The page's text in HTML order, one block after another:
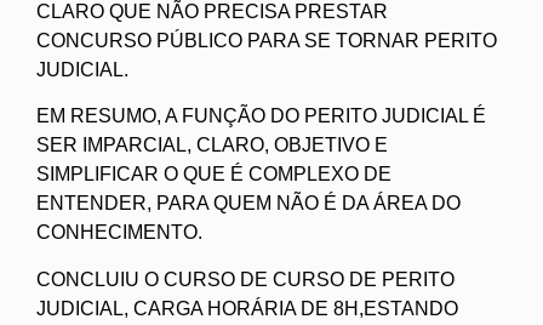
CLARO QUE NÃO PRECISA PRESTAR
CONCURSO PÚBLICO PARA SE TORNAR PERITO
JUDICIAL.
EM RESUMO, A FUNÇÃO DO PERITO JUDICIAL É
SER IMPARCIAL, CLARO, OBJETIVO E
SIMPLIFICAR O QUE É COMPLEXO DE
ENTENDER, PARA QUEM NÃO É DA ÁREA DO
CONHECIMENTO.
CONCLUIU O CURSO DE CURSO DE PERITO
JUDICIAL, CARGA HORÁRIA DE 8H,ESTANDO